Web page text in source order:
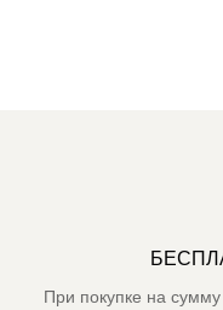
При покупке на